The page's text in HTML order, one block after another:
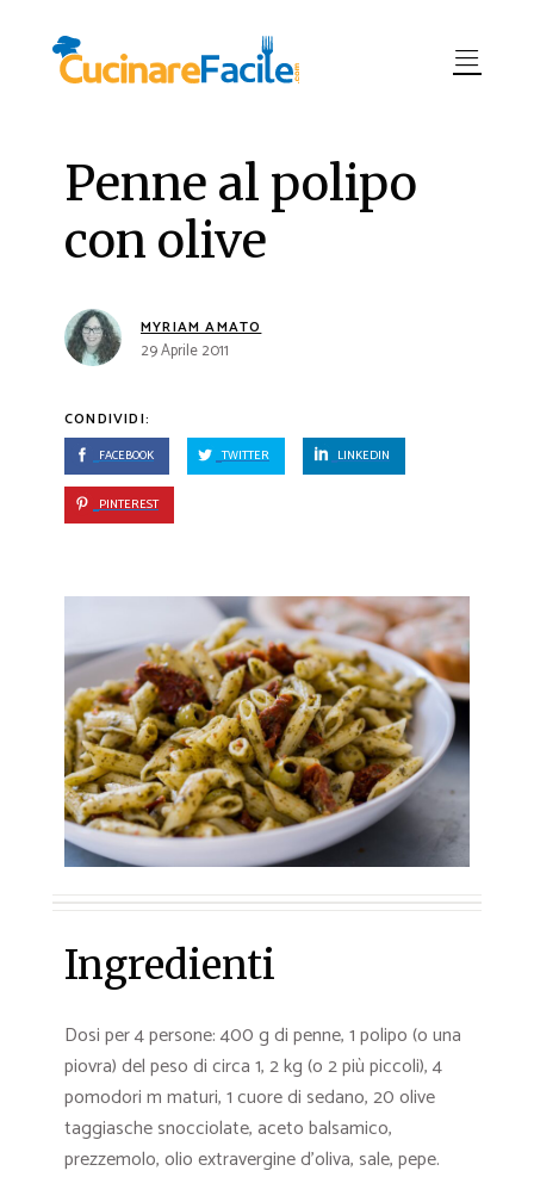
Penne al polipo
con olive
MYRIAM AMATO
29 Aprile 2011
CONDIVIDI:
FACEBOOK TWITTER LINKEDIN
PINTEREST
Ingredienti
Dosi per 4 persone: 400 g di penne, 1 polipo (o una
piovra) del peso di circa 1, 2 kg (o 2 più piccoli), 4
pomodori m maturi, 1 cuore di sedano, 20 olive
taggiasche snocciolate, aceto balsamico,
prezzemolo, olio extravergine d’oliva, sale, pepe.